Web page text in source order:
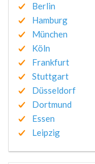
Berlin
Hamburg
München
Köln
Frankfurt
Stuttgart
Düsseldorf
Dortmund
Essen
Leipzig